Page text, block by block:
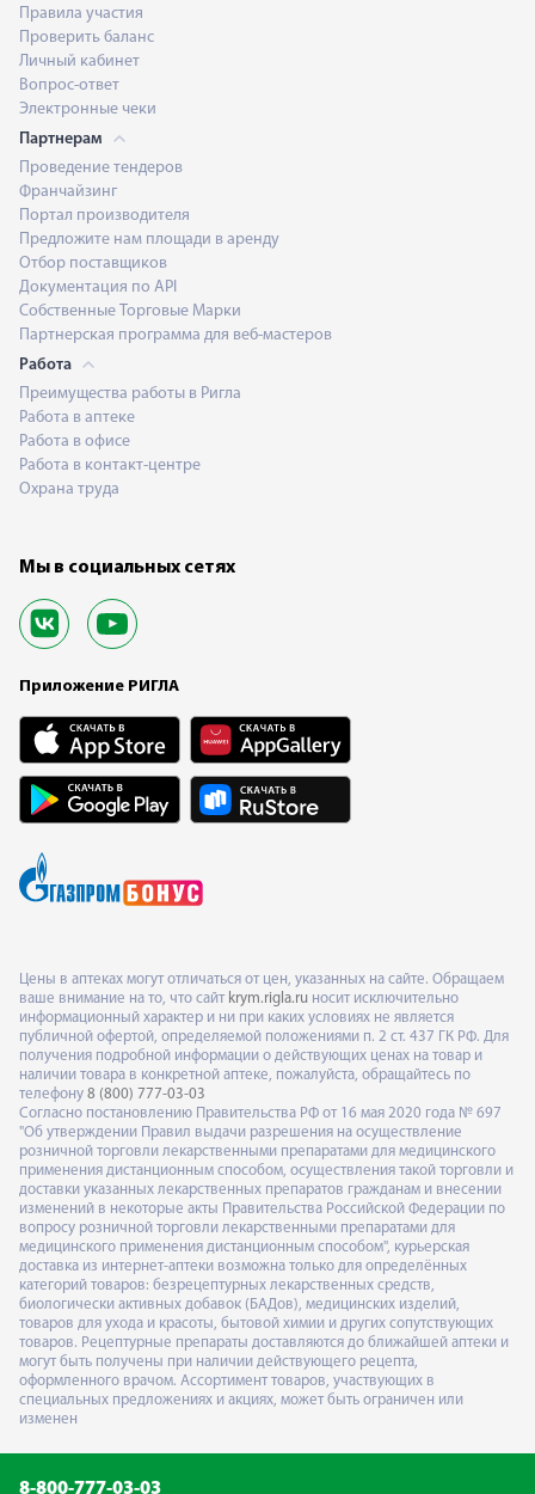
Правила участия
Проверить баланс
Личный кабинет
Вопрос-ответ
Электронные чеки
Партнерам
Проведение тендеров
Франчайзинг
Портал производителя
Предложите нам площади в аренду
Отбор поставщиков
Документация по API
Собственные Торговые Марки
Партнерская программа для веб-мастеров
Работа
Преимущества работы в Ригла
Работа в аптеке
Работа в офисе
Работа в контакт-центре
Охрана труда
Мы в социальных сетях
Приложение РИГЛА
Цены в аптеках могут отличаться от цен, указанных на сайте. Обращаем
ваше внимание на то, что сайт krym.rigla.ru носит исключительно
информационный характер и ни при каких условиях не является
публичной офертой, определяемой положениями п. 2 ст. 437 ГК РФ. Для
получения подробной информации о действующих ценах на товар и
наличии товара в конкретной аптеке, пожалуйста, обращайтесь по
телефону 8 (800) 777-03-03
Согласно постановлению Правительства РФ от 16 мая 2020 года № 697
"Об утверждении Правил выдачи разрешения на осуществление
розничной торговли лекарственными препаратами для медицинского
применения дистанционным способом, осуществления такой торговли и
доставки указанных лекарственных препаратов гражданам и внесении
изменений в некоторые акты Правительства Российской Федерации по
вопросу розничной торговли лекарственными препаратами для
медицинского применения дистанционным способом", курьерская
доставка из интернет-аптеки возможна только для определённых
категорий товаров: безрецептурных лекарственных средств,
биологически активных добавок (БАДов), медицинских изделий,
товаров для ухода и красоты, бытовой химии и других сопутствующих
товаров. Рецептурные препараты доставляются до ближайшей аптеки и
могут быть получены при наличии действующего рецепта,
оформленного врачом. Ассортимент товаров, участвующих в
специальных предложениях и акциях, может быть ограничен или
изменен
8-800-777-03-03